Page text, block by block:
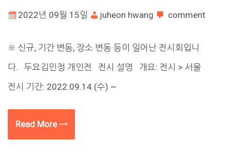
2022년 09월 15일 juheon hwang comment
※ 신규, 기간 변동, 장소 변동 등이 일어난 전시회입니
다. 두요김민정 개인전 전시 설명 개요: 전시 > 서울
전시 기간: 2022.09.14.(수) ~
Read More →